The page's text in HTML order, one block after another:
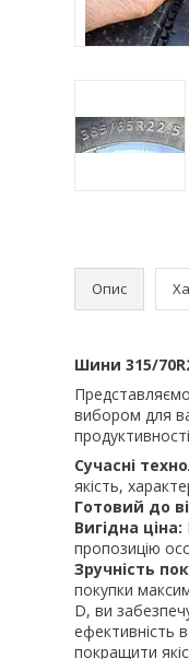
Опис
Шини 315/
вибором для
Сучасні
якість,
Готовий до
Вигідна ціна:
пропозицію
Зручність
покупки
D, ви
ефективність
покращити